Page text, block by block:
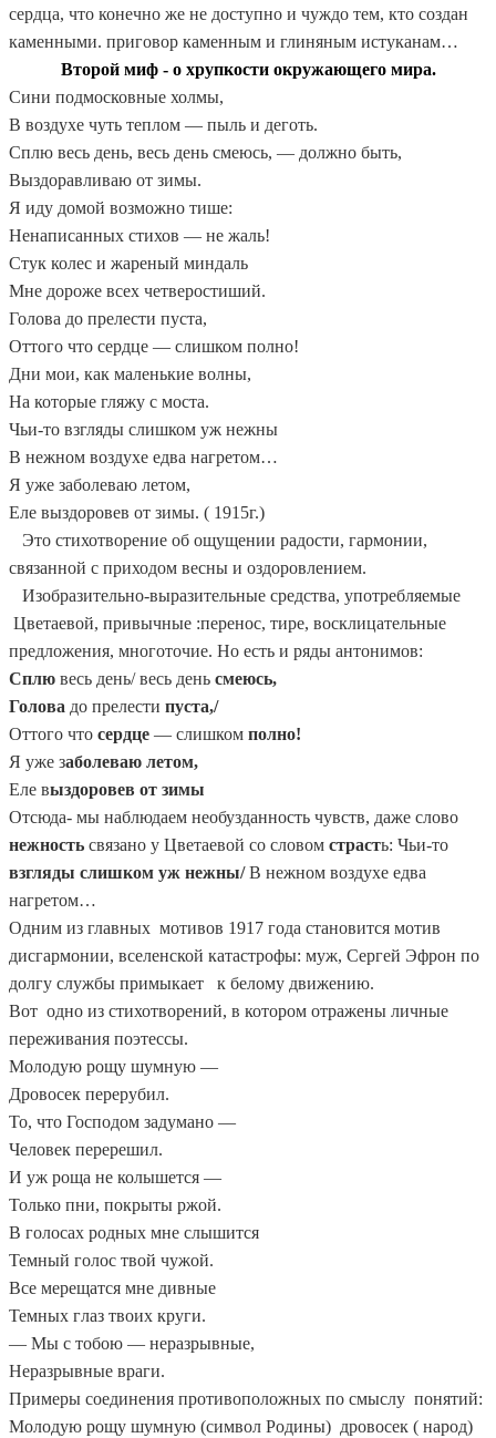
сердца, что конечно же не доступно и чуждо тем, кто создан
каменными. приговор каменным и глиняным истуканам…
Второй миф - о хрупкости окружающего мира.
Сини подмосковные холмы,
В воздухе чуть теплом — пыль и деготь.
Сплю весь день, весь день смеюсь, — должно быть,
Выздоравливаю от зимы.
Я иду домой возможно тише:
Ненаписанных стихов — не жаль!
Стук колес и жареный миндаль
Мне дороже всех четверостиший.
Голова до прелести пуста,
Оттого что сердце — слишком полно!
Дни мои, как маленькие волны,
На которые гляжу с моста.
Чьи-то взгляды слишком уж нежны
В нежном воздухе едва нагретом…
Я уже заболеваю летом,
Еле выздоровев от зимы. ( 1915г.)
Это стихотворение об ощущении радости, гармонии,
связанной с приходом весны и оздоровлением.
Изобразительно-выразительные средства, употребляемые
Цветаевой, привычные :перенос, тире, восклицательные
предложения, многоточие. Но есть и ряды антонимов:
Сплю весь день/ весь день смеюсь,
Голова до прелести пуста,/
Оттого что сердце — слишком полно!
Я уже заболеваю летом,
Еле выздоровев от зимы
Отсюда- мы наблюдаем необузданность чувств, даже слово
нежность связано у Цветаевой со словом страсть: Чьи-то
взгляды слишком уж нежны/В нежном воздухе едва
нагретом…
Одним из главных мотивов 1917 года становится мотив
дисгармонии, вселенской катастрофы: муж, Сергей Эфрон по
долгу службы примыкает к белому движению.
Вот одно из стихотворений, в котором отражены личные
переживания поэтессы.
Молодую рощу шумную —
Дровосек перерубил.
То, что Господом задумано —
Человек перерешил.
И уж роща не колышется —
Только пни, покрыты ржой.
В голосах родных мне слышится
Темный голос твой чужой.
Все мерещатся мне дивные
Темных глаз твоих круги.
— Мы с тобою — неразрывные,
Неразрывные враги.
Примеры соединения противоположных по смыслу понятий:
Молодую рощу шумную (символ Родины) дровосек ( народ)